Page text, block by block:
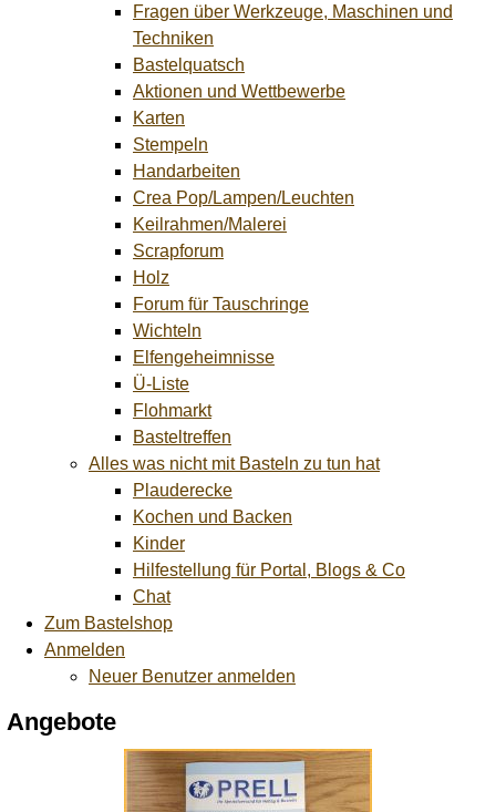
Fragen über Werkzeuge, Maschinen und
Techniken
Bastelquatsch
Aktionen und Wettbewerbe
Karten
Stempeln
Handarbeiten
Crea Pop/Lampen/Leuchten
Keilrahmen/Malerei
Scrapforum
Holz
Forum für Tauschringe
Wichteln
Elfengeheimnisse
Ü-Liste
Flohmarkt
Basteltreffen
Alles was nicht mit Basteln zu tun hat
Plauderecke
Kochen und Backen
Kinder
Hilfestellung für Portal, Blogs & Co
Chat
Zum Bastelshop
Anmelden
Neuer Benutzer anmelden
Angebote